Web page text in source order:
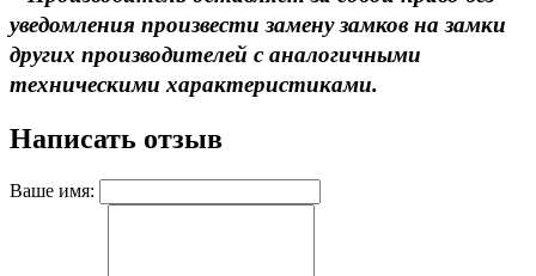
уведомления произвести замену замков на замки
других производителей с аналогичными
техническими характеристиками.
Написать отзыв
Ваше имя: